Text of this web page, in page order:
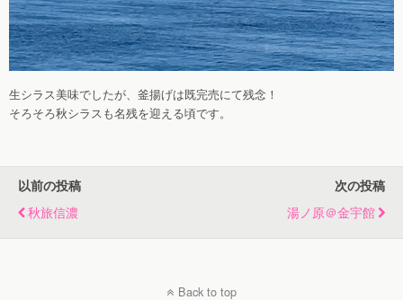
生シラス美味でしたが、釜揚げは既完売にて残念！
そろそろ秋シラスも名残を迎える頃です。
以前の投稿
秋旅信濃
次の投稿
湯ノ原＠金宇館
Back to top